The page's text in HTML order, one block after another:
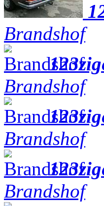
Brandshof
Brandshof
Brandshof
Brandshof